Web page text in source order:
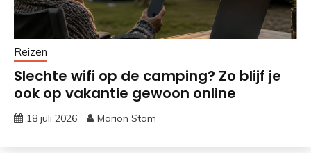
Reizen
Slechte wifi op de camping? Zo blijf je
ook op vakantie gewoon online
18 juli 2026 Marion Stam